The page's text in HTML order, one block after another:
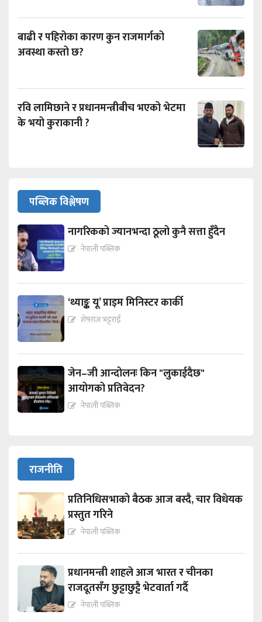
बाढी र पहिरोका कारण कुन राजमार्गको
अवस्था कस्तो छ?
रवि लामिछाने र प्रधानमन्त्रीबीच भएको भेटमा
के भयो कुराकानी ?
पब्लिक विश्लेषण
नागरिकको ज्यानभन्दा ठूलो कुनै सत्ता हुँदैन
नेपाली पब्लिक
‘थ्याङ्क यू’ प्राइम मिनिस्टर कार्की
शेषराज भट्टराई
जेन–जी आन्दोलनः किन "लुकाईदैछ"
आयोगको प्रतिवेदन?
नेपाली पब्लिक
राजनीति
प्रतिनिधिसभाको बैठक आज बस्दै, चार विधेयक
प्रस्तुत गरिने
नेपाली पब्लिक
प्रधानमन्त्री शाहले आज भारत र चीनका
राजदूतसँग छुट्टाछुट्टै भेटवार्ता गर्दै
नेपाली पब्लिक